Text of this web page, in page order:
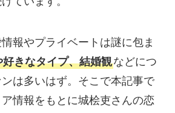
報やプライベートは謎に包ま
好きなタイプ、結婚観などにつ
は多いはず。そこで本記事で
情報をもとに城桧吏さんの恋